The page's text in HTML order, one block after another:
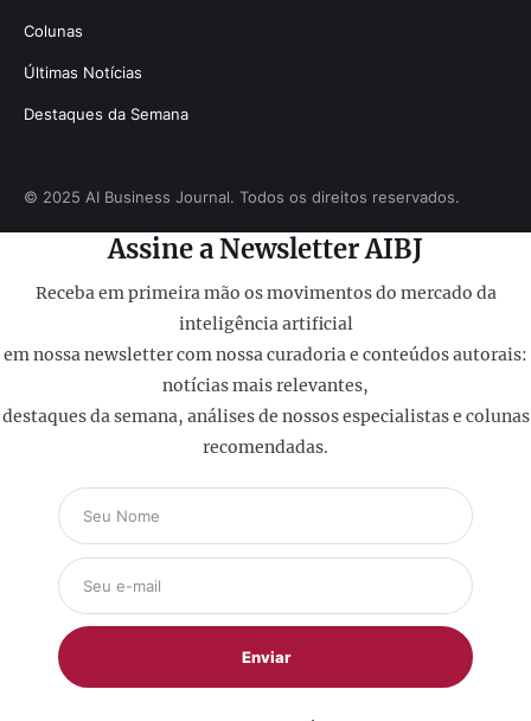
Colunas
Últimas Notícias
Destaques da Semana
© 2025 AI Business Journal. Todos os direitos reservados.
Assine a Newsletter AIBJ
Receba em primeira mão os movimentos do mercado da
inteligência artificial
em nossa newsletter com nossa curadoria e conteúdos autorais:
notícias mais relevantes,
destaques da semana, análises de nossos especialistas e colunas
recomendadas.